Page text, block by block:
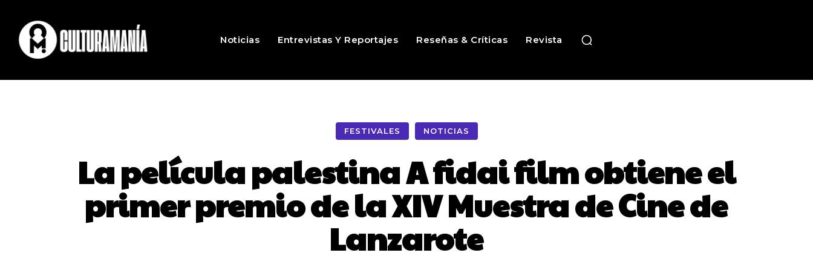
Noticias Entrevistas Y Reportajes Reseñas & Críticas Revista
FESTIVALES NOTICIAS
La película palestina A fidai film obtiene el
primer premio de la XIV Muestra de Cine de
Lanzarote